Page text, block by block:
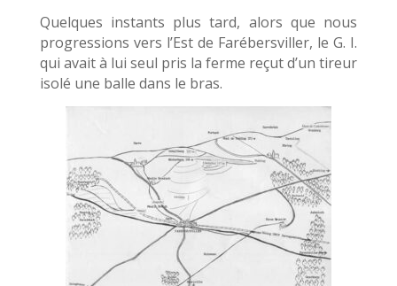
Quelques instants plus tard, alors que nous
progressions vers l’Est de Farébersviller, le G. I.
qui avait à lui seul pris la ferme reçut d’un tireur
isolé une balle dans le bras.